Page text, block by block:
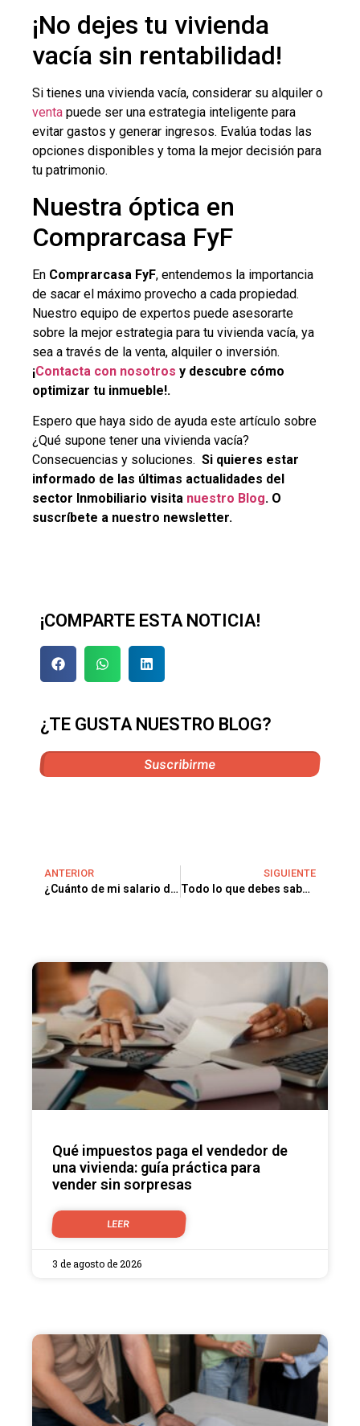
¡No dejes tu vivienda
vacía sin rentabilidad!
Si tienes una vivienda vacía, considerar su alquiler o
venta puede ser una estrategia inteligente para
evitar gastos y generar ingresos. Evalúa todas las
opciones disponibles y toma la mejor decisión para
tu patrimonio.
Nuestra óptica en
Comprarcasa FyF
En Comprarcasa FyF, entendemos la importancia
de sacar el máximo provecho a cada propiedad.
Nuestro equipo de expertos puede asesorarte
sobre la mejor estrategia para tu vivienda vacía, ya
sea a través de la venta, alquiler o inversión.
¡Contacta con nosotros y descubre cómo
optimizar tu inmueble!.
Espero que haya sido de ayuda este artículo sobre
¿Qué supone tener una vivienda vacía?
Consecuencias y soluciones. Si quieres estar
informado de las últimas actualidades del
sector Inmobiliario visita nuestro Blog. O
suscríbete a nuestro newsletter.
¡COMPARTE ESTA NOTICIA!
¿TE GUSTA NUESTRO BLOG?
Suscribirme
ANTERIOR
¿Cuánto de mi salario debería destinar al pago del alquiler?
SIGUIENTE
Todo lo que debes saber sobre un contrato de alquiler en 2025
Qué impuestos paga el vendedor de
una vivienda: guía práctica para
vender sin sorpresas
LEER
3 de agosto de 2026